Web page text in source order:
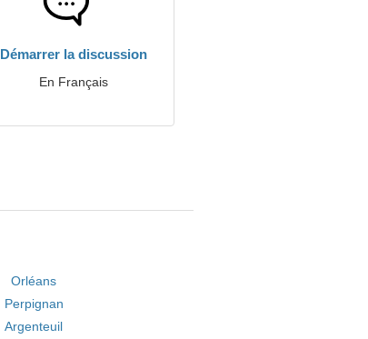
Démarrer la discussion
En Français
Orléans
Perpignan
Argenteuil